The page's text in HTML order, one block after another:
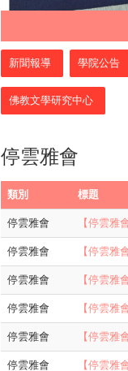
新聞報導 學院公告
佛教文學研究中心
停雲雅會
類別 標題
停雲雅會 【停雲雅
停雲雅會 【停雲雅
停雲雅會 【停雲雅
停雲雅會 【停雲雅
停雲雅會 【停雲雅
停雲雅會 【停雲雅